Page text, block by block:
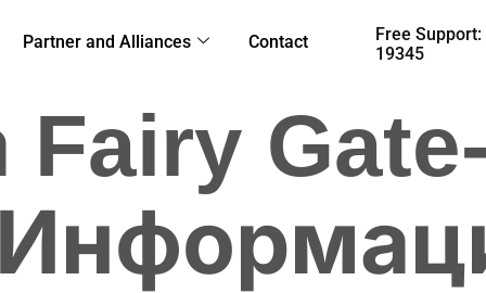
Partner and Alliances Contact
Free
19345
Fairy